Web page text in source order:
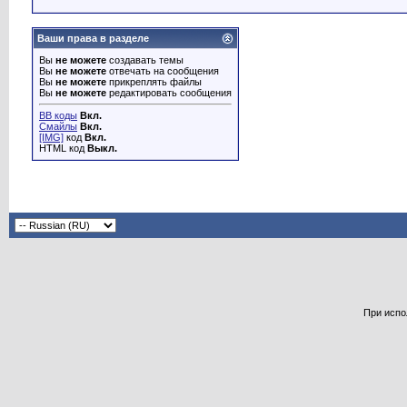
Ваши права в разделе
Вы не можете создавать темы
Вы не можете отвечать на сообщения
Вы не можете прикреплять файлы
Вы не можете редактировать сообщения
BB коды Вкл.
Смайлы Вкл.
[IMG] код Вкл.
HTML код Выкл.
При